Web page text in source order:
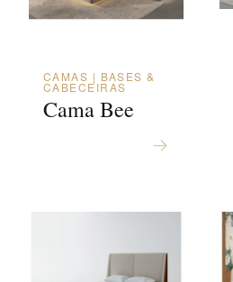
CAMAS | BASES &
CABECEIRAS
Cama Bee